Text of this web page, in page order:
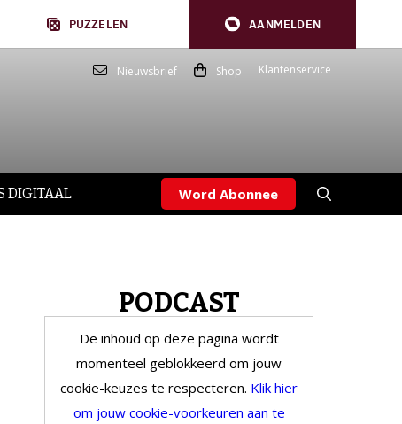
PUZZELEN AANMELDEN
Nieuwsbrief Shop Klantenservice
DIGITAAL Word Abonnee
PODCAST
De inhoud op deze pagina wordt
momenteel geblokkeerd om jouw
cookie-keuzes te respecteren. Klik hier
om jouw cookie-voorkeuren aan te